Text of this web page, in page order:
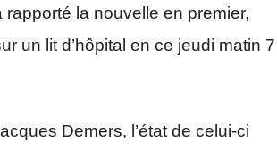
la nouvelle en premier,
un lit d’hôpital en ce jeudi matin 7
Demers, l’état de celui-ci